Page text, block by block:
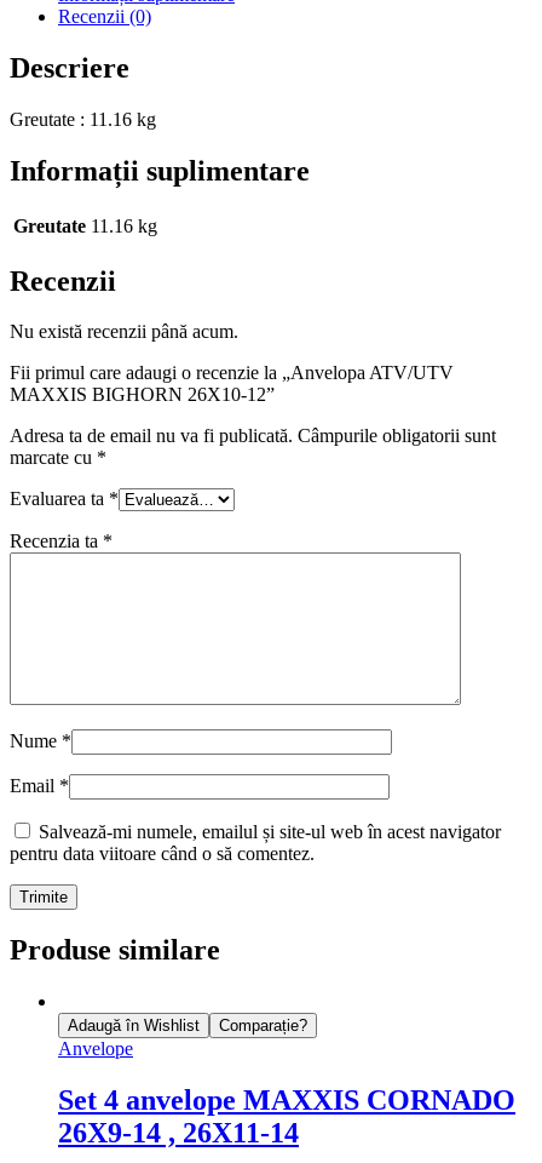
Recenzii (0)
Descriere
Greutate : 11.16 kg
Informații suplimentare
Greutate 11.16 kg
Recenzii
Nu există recenzii până acum.
Fii primul care adaugi o recenzie la „Anvelopa ATV/UTV
MAXXIS BIGHORN 26X10-12”
Adresa ta de email nu va fi publicată. Câmpurile obligatorii sunt
marcate cu *
Evaluarea ta *
Recenzia ta *
Nume *
Email *
Salvează-mi numele, emailul și site-ul web în acest navigator
pentru data viitoare când o să comentez.
Produse similare
Adaugă în Wishlist Comparație?
Anvelope
Set 4 anvelope MAXXIS CORNADO
26X9-14 , 26X11-14